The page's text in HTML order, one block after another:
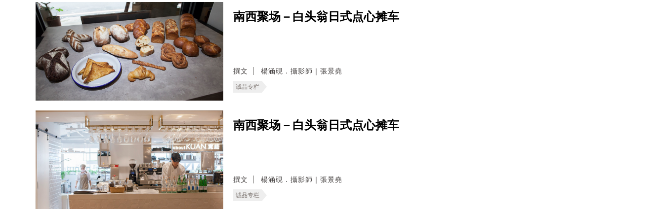
南西聚场－白头翁日式点心摊车
撰文 楊涵硯．攝影師｜張景堯
诚品专栏
南西聚场－白头翁日式点心摊车
撰文 楊涵硯．攝影師｜張景堯
诚品专栏